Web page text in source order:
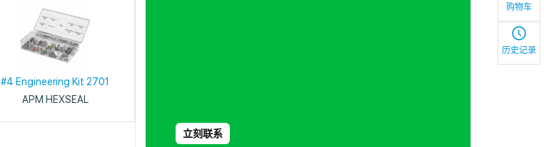
购物车
历史记录
#4 Engineering Kit 2701
APM HEXSEAL
立刻联系